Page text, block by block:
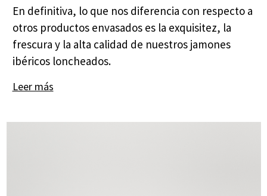
En definitiva, lo que nos diferencia con respecto a
otros productos envasados es la exquisitez, la
frescura y la alta calidad de nuestros jamones
ibéricos loncheados.
Leer más